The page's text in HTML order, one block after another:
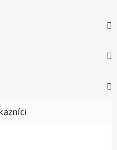
z 5 hviezdičiek.